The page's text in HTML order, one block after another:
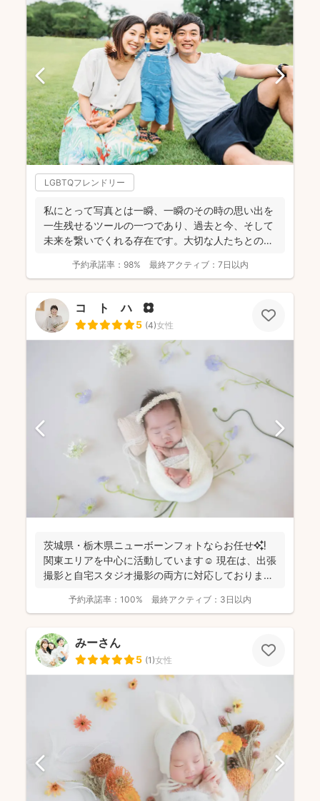
LGBTQフレンドリー
私にとって写真とは一瞬、一瞬のその時の思い出を
一生残せるツールの一つであり、過去と今、そして
未来を繋いでくれる存在です。大切な人たちとの写
予約承諾率： 98% 最終アクティブ： 7日以内
コ ト ハ 🌼
5 (4)女性
茨城県・栃木県ニューボーンフォトならお任せ✨❗️
関東エリアを中心に活動しています☺️ 現在は、出張
撮影と自宅スタジオ撮影の両方に対応しておりま
予約承諾率： 100% 最終アクティブ： 3日以内
みーさん
5 (1)女性